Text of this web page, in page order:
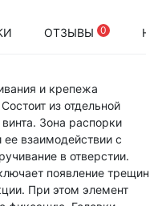
ОТЗЫВЫ 0
и крепежа
из отдельной
Зона распорки
взаимодействии с
в отверстии.
появление трещин
При этом элемент